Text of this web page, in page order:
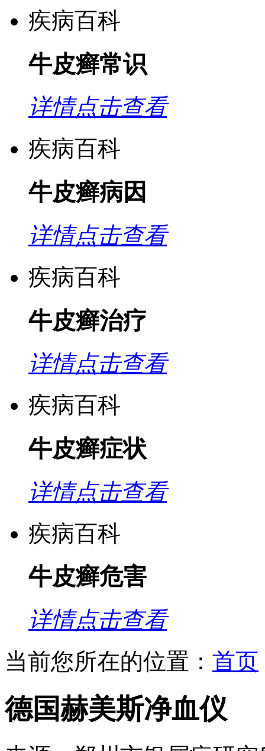
疾病百科
牛皮癣常识
详情点击查看
疾病百科
牛皮癣病因
详情点击查看
疾病百科
牛皮癣治疗
详情点击查看
疾病百科
牛皮癣症状
详情点击查看
疾病百科
牛皮癣危害
详情点击查看
当前您所在的位置： 首页
德国赫美斯净血仪